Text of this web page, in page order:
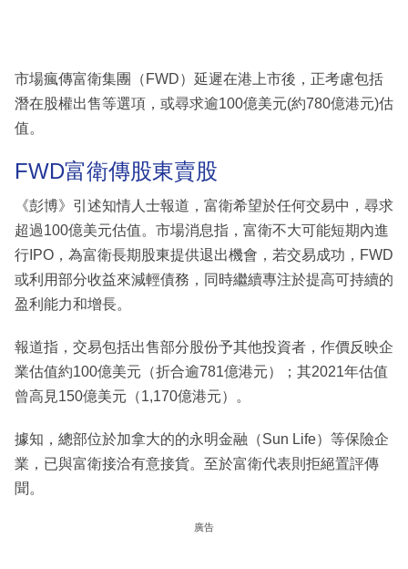
市場瘋傳富衛集團（FWD）延遲在港上市後，正考慮包括
潛在股權出售等選項，或尋求逾100億美元(約780億港元)估
值。
FWD富衛傳股東賣股
《彭博》引述知情人士報道，富衛希望於任何交易中，尋求
超過100億美元估值。市場消息指，富衛不大可能短期內進
行IPO，為富衛長期股東提供退出機會，若交易成功，FWD
或利用部分收益來減輕債務，同時繼續專注於提高可持續的
盈利能力和增長。
報道指，交易包括出售部分股份予其他投資者，作價反映企
業估值約100億美元（折合逾781億港元）；其2021年估值
曾高見150億美元（1,170億港元）。
據知，總部位於加拿大的的永明金融（Sun Life）等保險企
業，已與富衛接洽有意接貨。至於富衛代表則拒絕置評傳
聞。
廣告